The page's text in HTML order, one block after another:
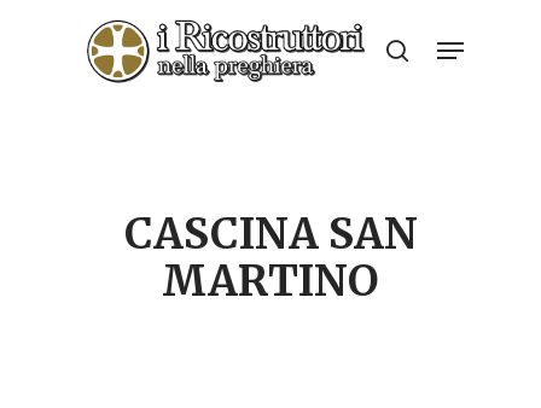
search
Menu
CASCINA SAN
MARTINO